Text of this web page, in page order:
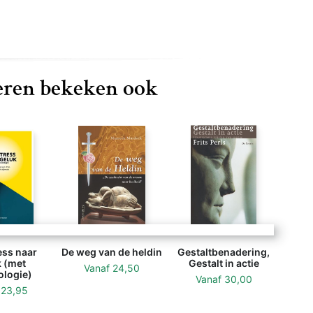
bekeken ook
naar
(met
23,95
De weg van de heldin
Vanaf 24,50
Gestaltbenadering,
Gestalt in actie
Vanaf 30,00